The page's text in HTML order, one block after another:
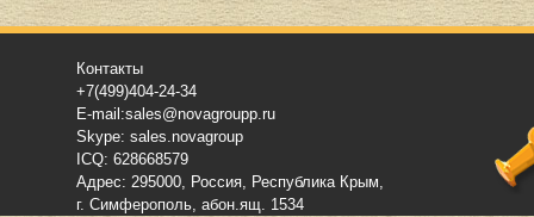
Контакты
+7(499)404-24-34
E-mail:sales@novagroupp.ru
Skype: sales.novagroup
ICQ: 628668579
Адрес: 295000, Россия, Республика Крым,
г. Симферополь, абон.ящ. 1534